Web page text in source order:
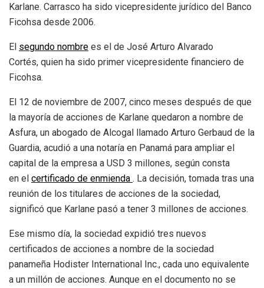
Karlane. Carrasco ha sido vicepresidente jurídico del Banco
Ficohsa desde 2006.
El segundo nombre es el de José Arturo Alvarado
Cortés, quien ha sido primer vicepresidente financiero de
Ficohsa.
El 12 de noviembre de 2007, cinco meses después de que
la mayoría de acciones de Karlane quedaron a nombre de
Asfura, un abogado de Alcogal llamado Arturo Gerbaud de la
Guardia, acudió a una notaría en Panamá para ampliar el
capital de la empresa a USD 3 millones, según consta
en el certificado de enmienda . La decisión, tomada tras una
reunión de los titulares de acciones de la sociedad,
significó que Karlane pasó a tener 3 millones de acciones.
Ese mismo día, la sociedad expidió tres nuevos
certificados de acciones a nombre de la sociedad
panameña Hodister International Inc., cada uno equivalente
a un millón de acciones. Aunque en el documento no se